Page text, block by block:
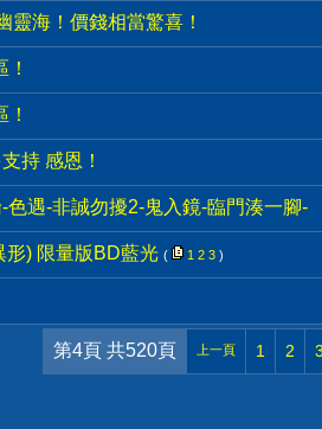
靈海！價錢相當驚喜！
持 感恩！
色遇-非誠勿擾2-鬼入鏡-臨門湊一腳-
形) 限量版BD藍光 ( 1 2 3 )
第4頁 共520頁 上一頁 1 2 3